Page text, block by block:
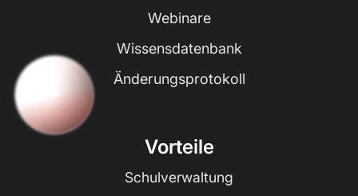
Webinare
Wissensdatenbank
Änderungsprotokoll
Vorteile
Schulverwaltung